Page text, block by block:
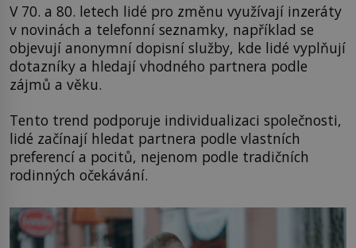
V 70. a 80. letech lidé pro změnu využívají inzeráty
v novinách a telefonní seznamky, například se
objevují anonymní dopisní služby, kde lidé vyplňují
dotazníky a hledají vhodného partnera podle
zájmů a věku.
Tento trend podporuje individualizaci společnosti,
lidé začínají hledat partnera podle vlastních
preferencí a pocitů, nejenom podle tradičních
rodinných očekávání.